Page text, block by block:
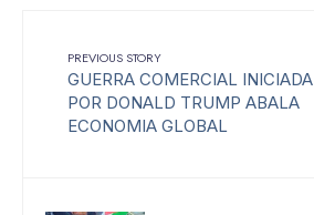
PREVIOUS STORY
GUERRA COMERCIAL INICIADA
POR DONALD TRUMP ABALA
ECONOMIA GLOBAL